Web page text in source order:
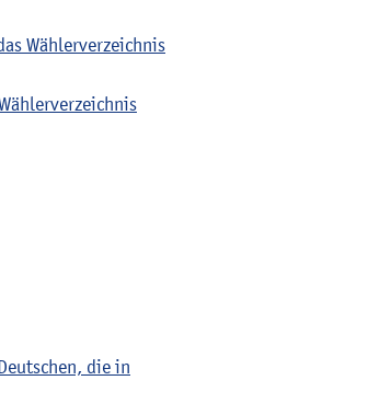
Wählerverzeichnis
die in